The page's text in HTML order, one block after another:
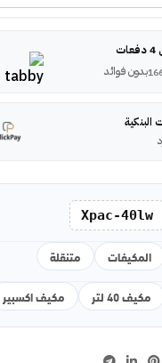
بدون فوائد
Xpac-40lw
المكيفات متنقلة
مكيف 40 لتر مكيف اكسبير